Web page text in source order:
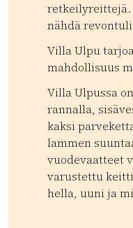
retkeilyreittejä.
nähdä
Villa Ulpu
mahdollisuus
Villa Ulpussa
rannalla,
kaksi
lammen
vuodevaatteet
varustettu
hella, uuni ja